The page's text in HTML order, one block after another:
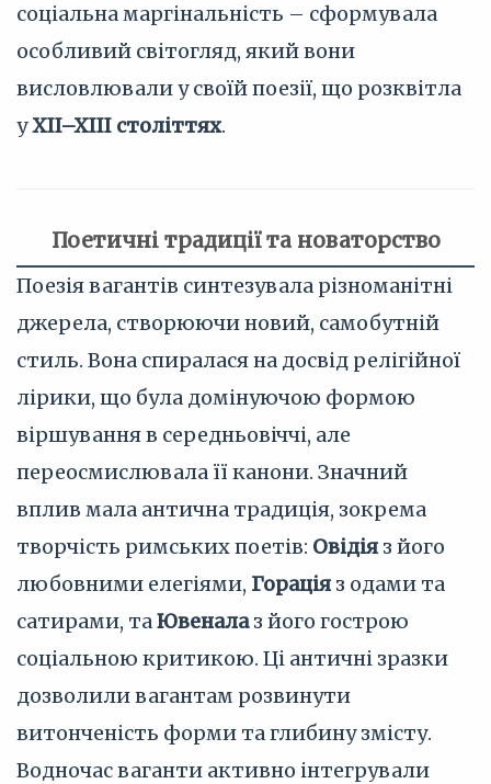
соціальна маргінальність – сформувала
особливий світогляд, який вони
висловлювали у своїй поезії, що розквітла
уXII–XIII століттях.
Поетичні традиції та новаторство
Поезія вагантів синтезувала різноманітні
джерела, створюючи новий, самобутній
стиль. Вона спиралася на досвід релігійної
лірики, що була домінуючою формою
віршування в середньовіччі, але
переосмислювала її канони. Значний
вплив мала антична традиція, зокрема
творчість римських поетів: Овідія з його
любовними елегіями, Горація з одами та
сатирами, таЮвеналаз його гострою
соціальною критикою. Ці античні зразки
дозволили вагантам розвинути
витонченість форми та глибину змісту.
Водночас ваганти активно інтегрували